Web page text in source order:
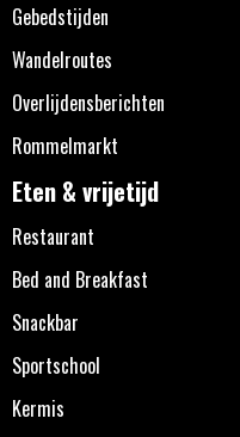
Gebedstijden
Wandelroutes
Overlijdensberichten
Rommelmarkt
Eten & vrijetijd
Restaurant
Bed and Breakfast
Snackbar
Sportschool
Kermis